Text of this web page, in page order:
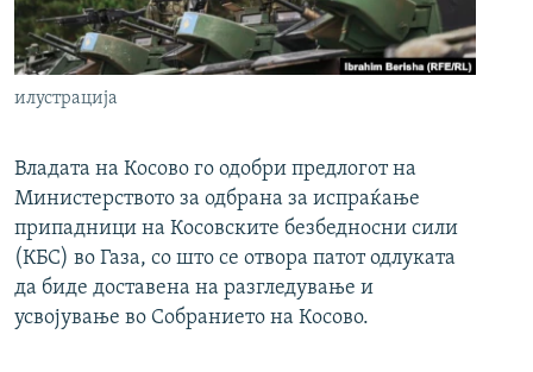
илустрација
Владата на Косово го одобри предлогот на
Министерството за одбрана за испраќање
припадници на Косовските безбедносни сили
(КБС) во Газа, со што се отвора патот одлуката
да биде доставена на разгледување и
усвојување во Собранието на Косово.